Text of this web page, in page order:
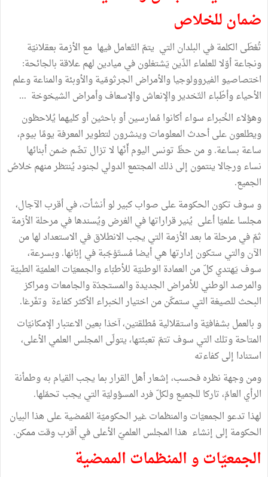
ضمان للخلاص
تُعْطَى الكلمة في البلدان التي يتمّ التّعامل فيها مع الأزمة بعقلانيّة
ونجاعة أوّلا للعلماء الذّين يَشتغلون في ميادين لهم علاقة بالجائحة:
اختصاصيو الفيروولوجيا والأمراض الجرثومّية والأوبئة والمناعة وعلم
الأحياء وأطّباء التّخدير والإنعاش والإسعاف وأمراض الشيخوخة ...
وهؤلاء الخُبراء سواء أكانوا مُمارسين أو باحثين أو كليهما يُلاحظون
ويطلعون على أحدث المعلومات وينشرون لتطوير المعرفة يومًا بيوم،
ساعة بساعة. و من حظّ تونس اليوم أّنّها لا تزال تضّم ضمن أبنائها
نساء ورجالا ينتمون إلى ذلك المجتمع الدولي لجنود يُنتظر منهم خلاصُ
الجميع.
و سوف تكون الحكومة على صواب كبير لو أنشأت، في أقرب الآجال،
مجلسا علميّا أعلى يُنير قراراتها في الغرض ويُسندها في مرحلة الأزمة
ثمّ في مرحلة ما بعد الأزمة التي يجب الانطلاق في الاستعداد لها من
الآن والتي ستكون إدارتها هي أيضا مُستَوْجَبة في إبّانها. وبسرعة،
سوف يَهتدي كلّ من العمادة الوطنيّة للأطبّاء والجمعيّات العلميّة الطبيّة
والمرصد الوطني للأمراض الجديدة والمستجدّة والجامعات ومراكز
البحث للصيغة التي ستمكّن من اختيار الخبراء الأكثر كفاءة وتفّرغا.
و بالعمل بشفافيّة واستقلالية مُطلقتين، آخذا بعين الاعتبار الإمكانيّات
المتاحة وتلك التي سوف تتمّ تعبئتها، يتولّى المجلس العلمي الأعلى،
استنادا إلى كفاءته
ومن وجهة نظره فحسب، إشعار أهل القرار بما يجب القيام به وطمأنة
الرأي العامّ، تاركا للجميع ولكلّ فرد المسؤوليّة التي يجب تحمّلها.
لهذا تدعو الجمعيّات والمنظمات غير الحكوميّة المُمضية على هذا البيان
الحكومة إلى إنشاء هذا المجلس العلميّ الأعلى في أقرب وقت ممكن.
الجمعيّات و المنظمات الممضية